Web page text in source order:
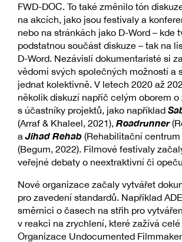
FWD-DOC. To také změnilo tón
na akcích, jako jsou festivaly a
nebo na stránkách jako D-Word – kde
podstatnou součást diskuze – tak na
D-Word. Nezávislí dokumentaristé si
vědomi svých společných možností a
jednat kolektivně. V letech 2020 až
několik diskuzí napříč celým oborem o
s účastníky projektů, jako například
(Arraf & Khaleel, 2021), Roadrunner
aJihad Rehab (Rehabilitační
(Begum, 2022). Filmové festivaly
veřejné debaty o neextraktivní či
Nové organizace začaly vytvářet
pro zavedení standardů. Například
směrnici o časech na střih pro
v reakci na zrychlení, které zažívá
Organizace Undocumented